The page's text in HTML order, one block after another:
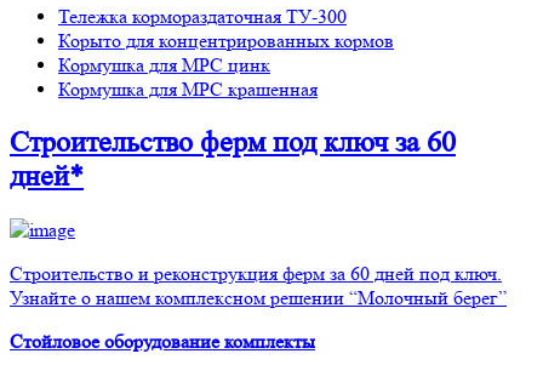
Тележка кормораздаточная ТУ-300
Корыто для концентрированных кормов
Кормушка для МРС цинк
Кормушка для МРС крашенная
Строительство фермпод ключ за 60
дней*
Строительство и реконструкция ферм за 60 дней под ключ.
Узнайте о нашем комплексном решении “Молочный берег”
Стойловое оборудование комплекты